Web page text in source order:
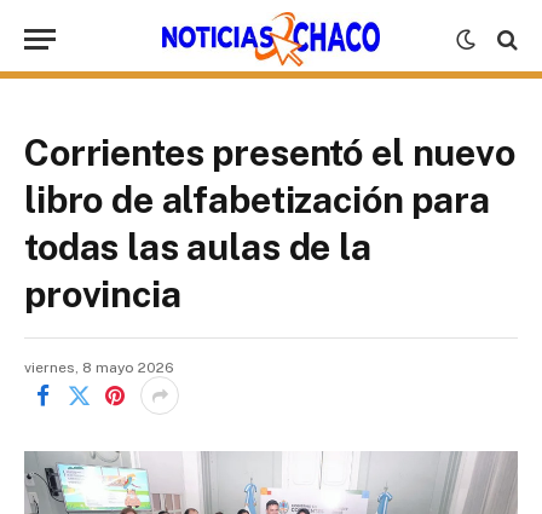
Corrientes presentó el nuevo
libro de alfabetización para
todas las aulas de la
provincia
viernes, 8 mayo 2026